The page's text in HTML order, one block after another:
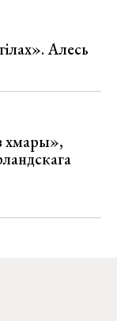
Алесь
хмары»,